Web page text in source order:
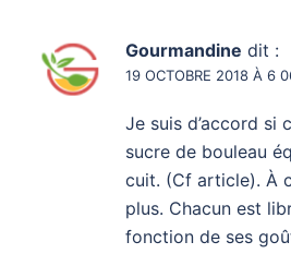
Gourmandine dit :
19 OCTOBRE 2018 À 6
Je suis d’accord si
sucre de bouleau
cuit. (Cf article). À
plus. Chacun est
fonction de ses